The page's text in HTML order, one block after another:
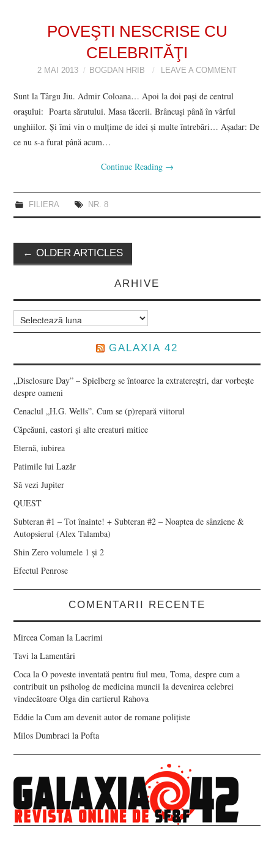
POVEŞTI NESCRISE CU
CELEBRITĂŢI
2 MAI 2013 BOGDAN HRIB LEAVE A COMMENT
Sunt la Târgu Jiu. Admir Coloana… Apoi la doi paşi de centrul
oraşului: Poarta sărutului. Masa tăcerii. Brâncuşi până în vârful
unghiilor. Şi îmi vin o mulţime de idei şi multe întrebări… Aşadar: De
ce nu s-a furat până acum…
Continue Reading →
FILIERA NR. 8
Post
navigation
← OLDER ARTICLES
ARHIVE
Arhive
GALAXIA 42
„Disclosure Day” – Spielberg se întoarce la extratereștri, dar vorbește
despre oameni
Cenaclul „H.G. Wells”. Cum se (p)repară viitorul
Căpcăuni, castori și alte creaturi mitice
Eternă, iubirea
Patimile lui Lazăr
Să vezi Jupiter
QUEST
Subteran #1 – Tot înainte! + Subteran #2 – Noaptea de sânziene &
Autopsierul (Alex Talamba)
Shin Zero volumele 1 și 2
Efectul Penrose
COMENTARII RECENTE
Mircea Coman laLacrimi
Tavi laLamentări
Coca laO poveste inventată pentru fiul meu, Toma, despre cum a
contribuit un psiholog de medicina muncii la devenirea celebrei
vindecătoare Olga din cartierul Rahova
Eddie laCum am devenit autor de romane polițiste
Milos Dumbraci laPofta